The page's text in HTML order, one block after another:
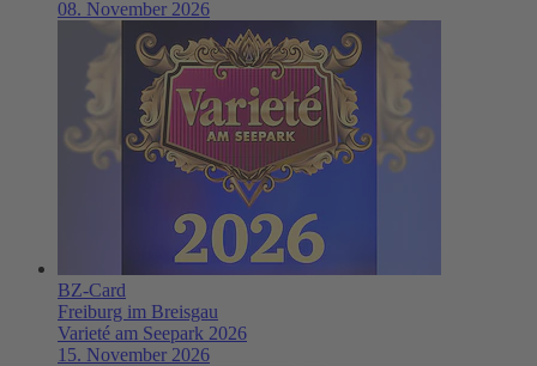
08. November 2026
BZ-Card
Freiburg im Breisgau
Varieté am Seepark 2026
15. November 2026